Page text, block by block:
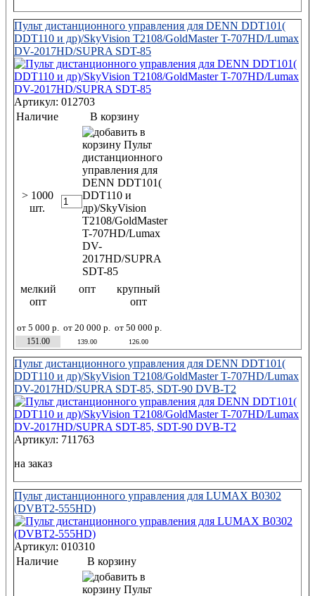
Пульт дистанционного управления для DENN DDT101(
DDT110 и др)/SkyVision T2108/GoldMaster T-707HD/Lumax
DV-2017HD/SUPRA SDT-85
Артикул: 012703
Наличие
В корзину
> 1000
шт.
мелкий
опт
от 5 000 р.
опт
от 20 000 р.
крупный
опт
от 50 000 р.
151.00
139.00 126.00
Пульт дистанционного управления для DENN DDT101(
DDT110 и др)/SkyVision T2108/GoldMaster T-707HD/Lumax
DV-2017HD/SUPRA SDT-85, SDT-90 DVB-T2
Артикул: 711763
на заказ
Пульт дистанционного управления для LUMAX B0302
(DVBT2-555HD)
Артикул: 010310
Наличие
В корзину